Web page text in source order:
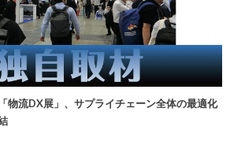
物流DX展」、サプライチェーン全体の最適化